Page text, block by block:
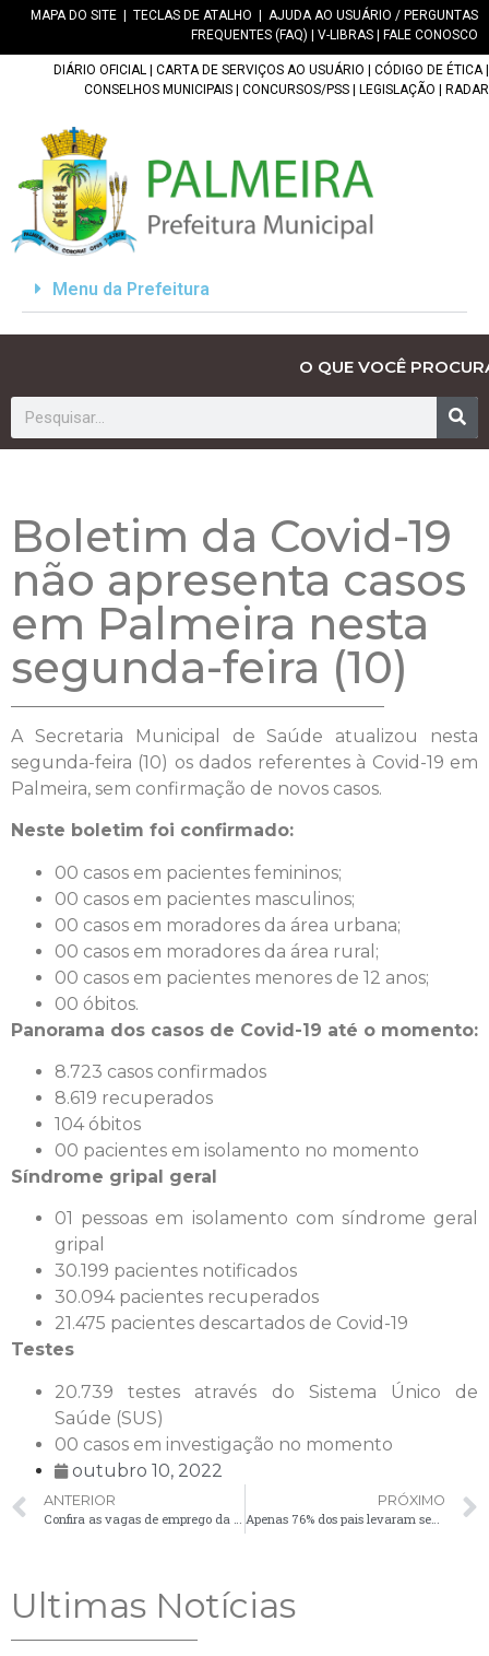
MAPA DO SITE TECLAS DE ATALHO
AJUDA AO USUÁRIO / PERGUNTAS
FREQUENTES (FAQ)
V-LIBRAS FALE CONOSCO
DIÁRIO OFICIAL CARTA DE SERVIÇOS AO USUÁRIO CÓDIGO DE ÉTICA|
CONSELHOS MUNICIPAIS
CONCURSOS/PSS LEGISLAÇÃO RADAR
Menu da Prefeitura
O QUE VOCÊ
Boletim da Covid-19
não apresenta casos
em Palmeira nesta
segunda-feira (10)
A Secretaria Municipal de Saúde atualizou nesta
segunda-feira (10) os dados referentes à Covid-19 em
Palmeira, sem confirmação de novos casos.
Neste boletim foi confirmado:
00 casos em pacientes femininos;
00 casos em pacientes masculinos;
00 casos em moradores da área urbana;
00 casos em moradores da área rural;
00 casos em pacientes menores de 12 anos;
00 óbitos.
Panorama dos casos de Covid-19 até o momento:
8.723 casos confirmados
8.619 recuperados
104 óbitos
00 pacientes em isolamento no momento
Síndrome gripal geral
01 pessoas em isolamento com síndrome geral
gripal
30.199 pacientes notificados
30.094 pacientes recuperados
21.475 pacientes descartados de Covid-19
Testes
20.739 testes através do Sistema Único de
Saúde (SUS)
00 casos em investigação no momento
outubro 10, 2022
ANTERIOR
PRÓXIMO
Apenas 76% dos pais levaram seus filhos para receber vacina contra a paralisia infantil em Palmeira
Ultimas Notícias